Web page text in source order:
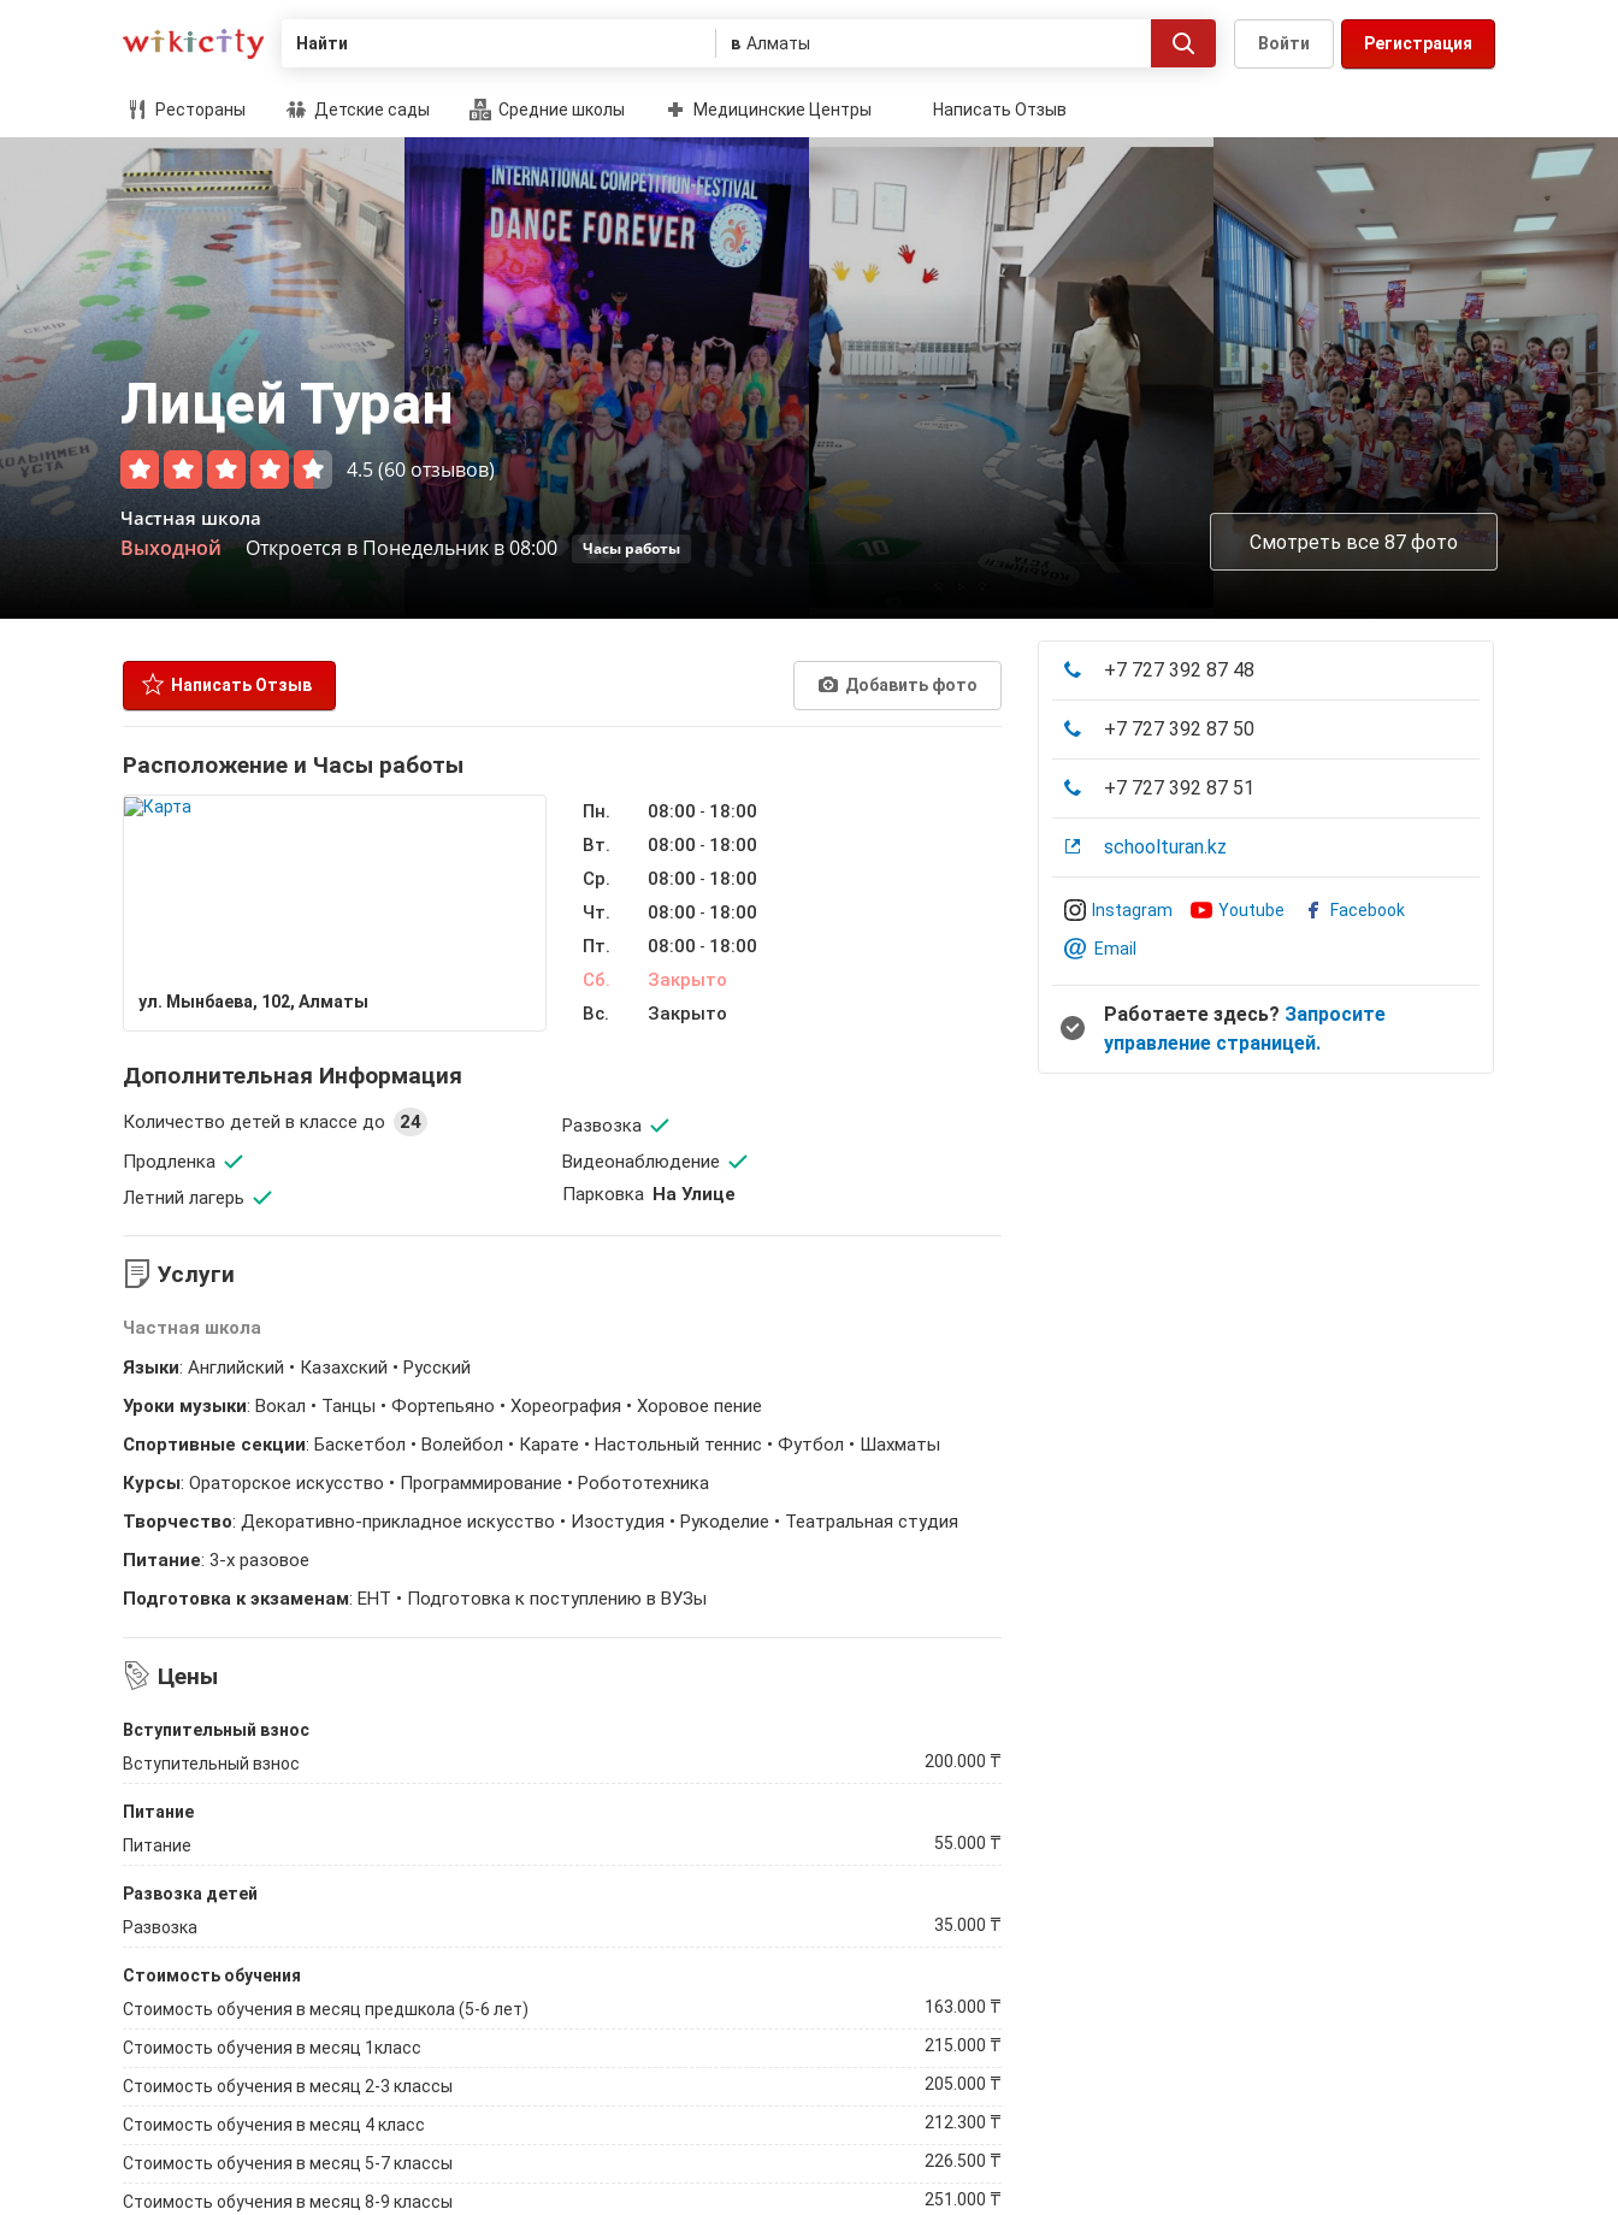
Найти в Регистрация
Войти
Рестораны Детские сады Средние школы Медицинские Центры Написать Отзыв
Лицей Туран
4.5(60 отзывов)
Частная школа
Выходной Откроется в Понедельник в 08:00 Часы работы Смотреть все 87 фото
Написать Отзыв Добавить фото
Расположение и Часы работы
ул. Мынбаева, 102, Алматы
Пн. 08:00 - 18:00
Вт.
08:00 - 18:00
Ср.
08:00 - 18:00
Чт.
08:00 - 18:00
Пт.
08:00 - 18:00
Сб.
Закрыто
Вс.
Закрыто
Дополнительная Информация
Количество детей в классе до 24
Развозка
Продленка
Видеонаблюдение
Летний лагерь
Парковка На Улице
Услуги
Частная школа
Языки: Английский • Казахский • Русский
Уроки музыки: Вокал • Танцы • Фортепьяно • Хореография • Хоровое пение
Спортивные секции: Баскетбол • Волейбол • Карате • Настольный теннис • Футбол • Шахматы
Курсы: Ораторское искусство • Программирование • Робототехника
Творчество: Декоративно-прикладное искусство • Изостудия • Рукоделие • Театральная студия
Питание: 3-х разовое
Подготовка к экзаменам: ЕНТ • Подготовка к поступлению в ВУЗы
Цены
Вступительный взнос
Вступительный взнос
200.000 ₸
Питание
Питание
55.000 ₸
Развозка детей
Развозка
35.000 ₸
Стоимость обучения
Стоимость обучения в месяц предшкола (5-6 лет)
163.000 ₸
Стоимость обучения в месяц 1класс 215.000 ₸
Стоимость обучения в месяц 2-3 классы 205.000 ₸
Стоимость обучения в месяц 4 класс 212.300 ₸
Стоимость обучения в месяц 5-7 классы 226.500 ₸
Стоимость обучения в месяц 8-9 классы 251.000 ₸
+7 727 392 87 48
+7 727 392 87 50
+7 727 392 87 51
schoolturan.kz
Instagram Youtube Facebook
Email
Работаете здесь? Запросите
управление страницей.